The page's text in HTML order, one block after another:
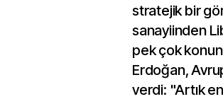
stratejik bir
sanayiinden
pek çok
Erdoğan,
verdi: "Artık